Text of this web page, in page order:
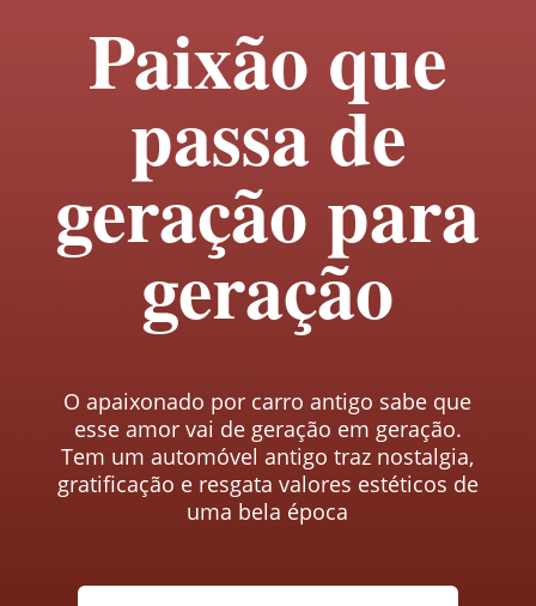
Paixão que
passa de
geração para
geração
O apaixonado por carro antigo sabe que
esse amor vai de geração em geração.
Tem um automóvel antigo traz nostalgia,
gratificação e resgata valores estéticos de
uma bela época